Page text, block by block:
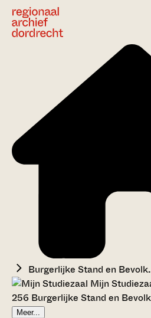
Burgerlijke Stand en
Mijn
256 Burgerlijke Stand en
Meer...